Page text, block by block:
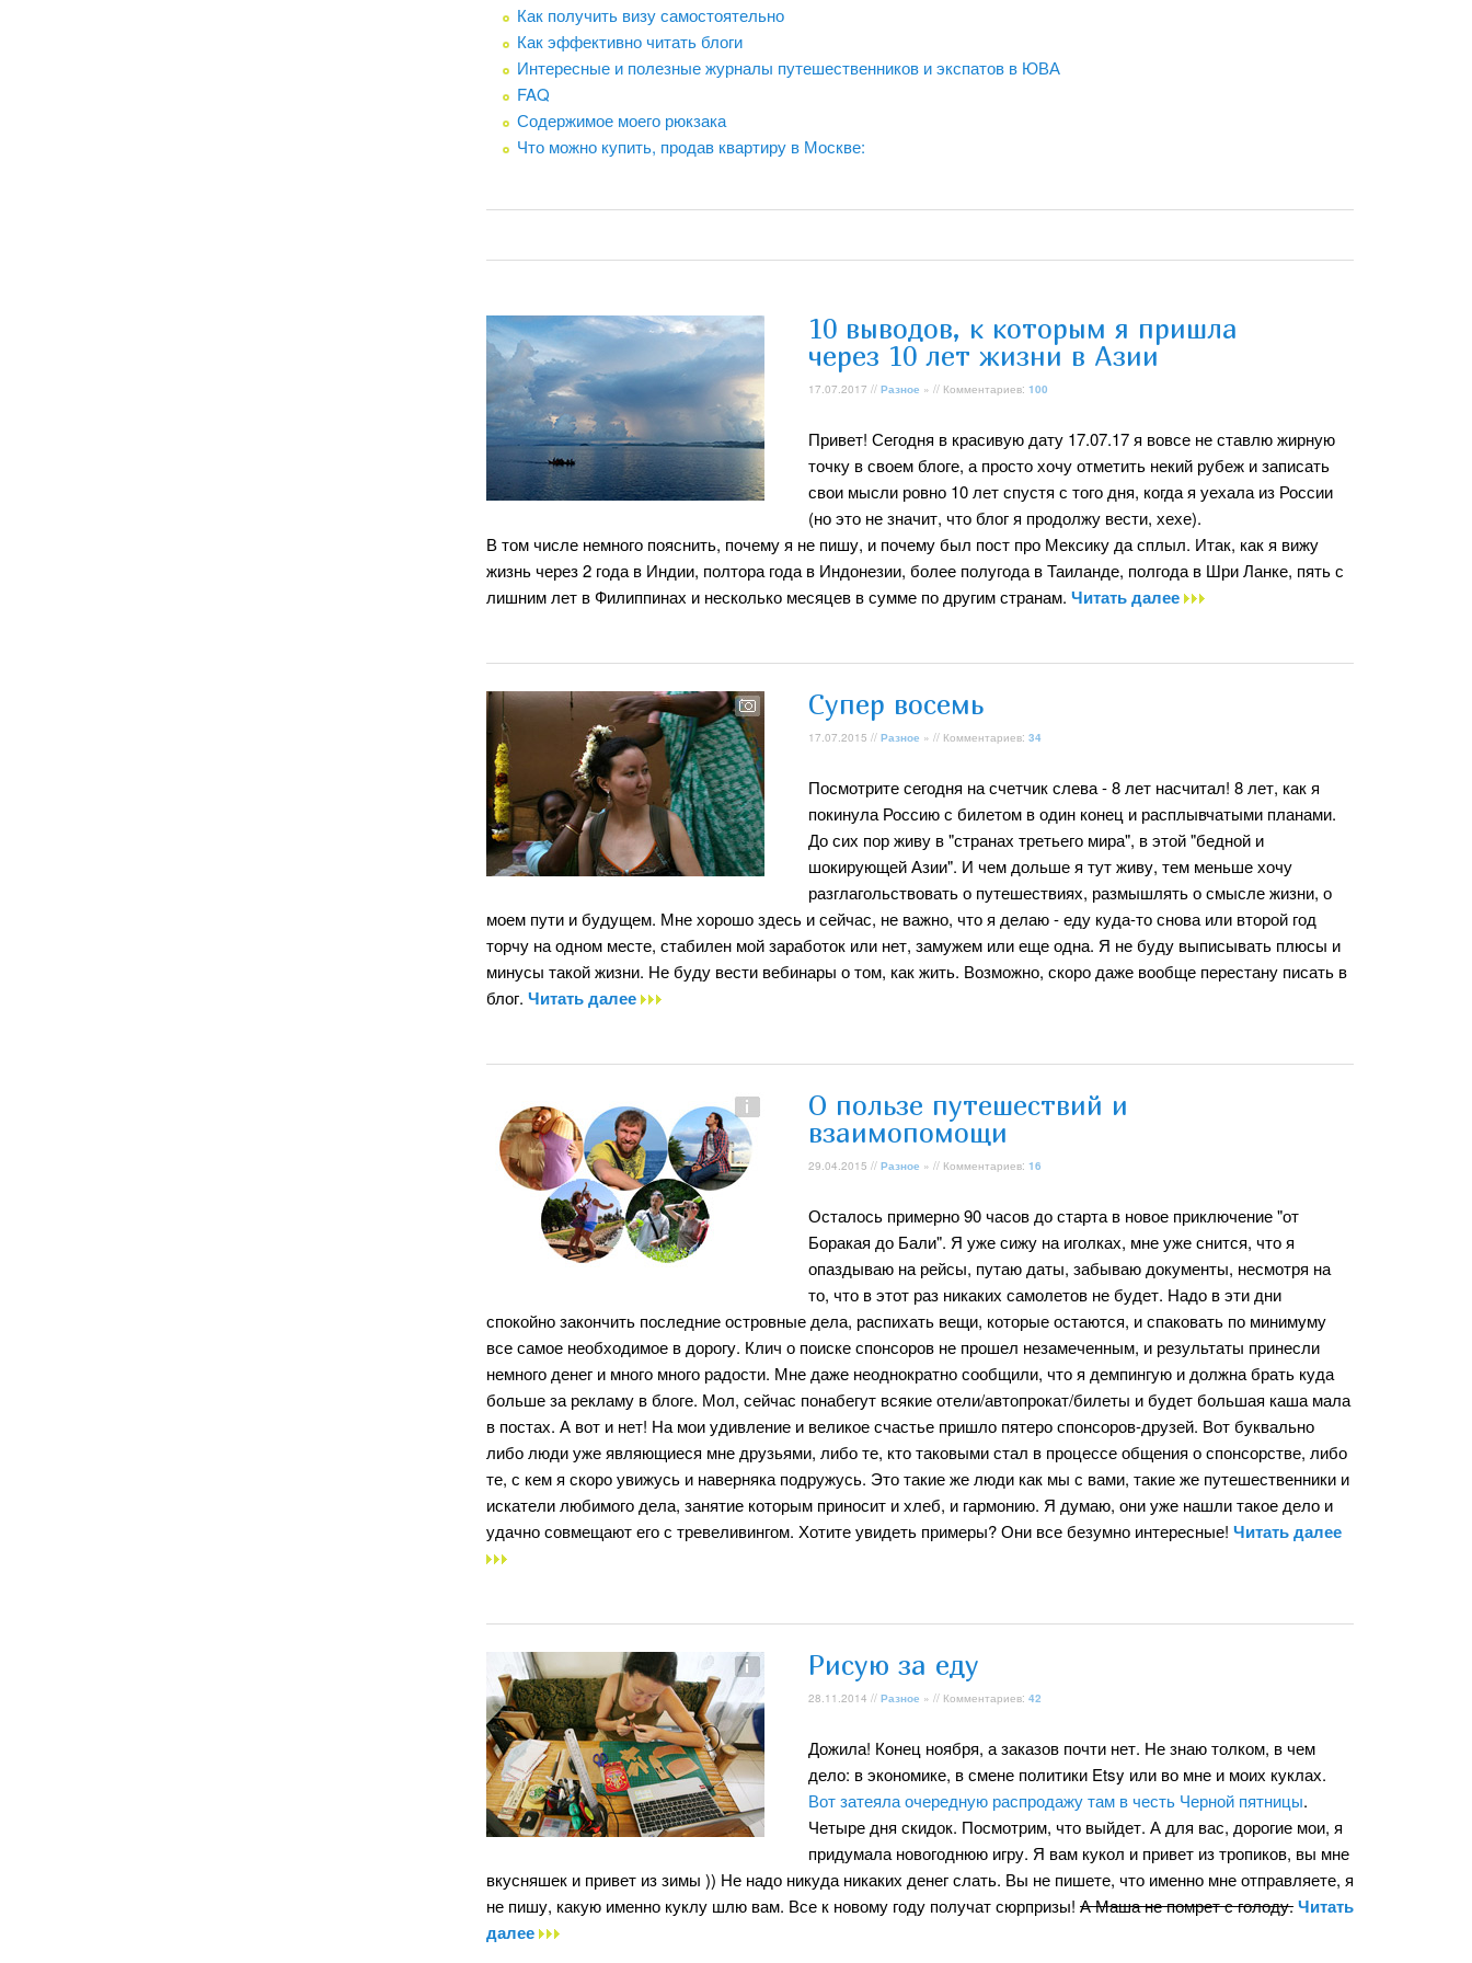
Как получить визу самостоятельно
Как эффективно читать блоги
Интересные и полезные журналы путешественников и экспатов в ЮВА
FAQ
Содержимое моего рюкзака
Что можно купить, продав квартиру в Москве:
10 выводов, к которым я пришла
через 10 лет жизни в Азии
17.07.2017 // Разное » // Комментариев: 100
Привет! Сегодня в красивую дату 17.07.17 я вовсе не ставлю жирную
точку в своем блоге, а просто хочу отметить некий рубеж и записать
свои мысли ровно 10 лет спустя с того дня, когда я уехала из России
(но это не значит, что блог я продолжу вести, хехе).
В том числе немного пояснить, почему я не пишу, и почему был пост про Мексику да сплыл. Итак, как я вижу
жизнь через 2 года в Индии, полтора года в Индонезии, более полугода в Таиланде, полгода в Шри Ланке, пять с
лишним лет в Филиппинах и несколько месяцев в сумме по другим странам. Читать далее
Супер восемь
17.07.2015 // Разное » // Комментариев: 34
Посмотрите сегодня на счетчик слева - 8 лет насчитал! 8 лет, как я
покинула Россию с билетом в один конец и расплывчатыми планами.
До сих пор живу в "странах третьего мира", в этой "бедной и
шокирующей Азии". И чем дольше я тут живу, тем меньше хочу
разглагольствовать о путешествиях, размышлять о смысле жизни, о
моем пути и будущем. Мне хорошо здесь и сейчас, не важно, что я делаю - еду куда-то снова или второй год
торчу на одном месте, стабилен мой заработок или нет, замужем или еще одна. Я не буду выписывать плюсы и
минусы такой жизни. Не буду вести вебинары о том, как жить. Возможно, скоро даже вообще перестану писать в
блог. Читать далее
О пользе путешествий и
взаимопомощи
29.04.2015 // Разное » // Комментариев: 16
Осталось примерно 90 часов до старта в новое приключение "от
Боракая до Бали". Я уже сижу на иголках, мне уже снится, что я
опаздываю на рейсы, путаю даты, забываю документы, несмотря на
то, что в этот раз никаких самолетов не будет. Надо в эти дни
спокойно закончить последние островные дела, распихать вещи, которые остаются, и спаковать по минимуму
все самое необходимое в дорогу. Клич о поиске спонсоров не прошел незамеченным, и результаты принесли
немного денег и много много радости. Мне даже неоднократно сообщили, что я демпингую и должна брать куда
больше за рекламу в блоге. Мол, сейчас понабегут всякие отели/автопрокат/билеты и будет большая каша мала
в постах. А вот и нет! На мои удивление и великое счастье пришло пятеро спонсоров-друзей. Вот буквально
либо люди уже являющиеся мне друзьями, либо те, кто таковыми стал в процессе общения о спонсорстве, либо
те, с кем я скоро увижусь и наверняка подружусь. Это такие же люди как мы с вами, такие же путешественники и
искатели любимого дела, занятие которым приносит и хлеб, и гармонию. Я думаю, они уже нашли такое дело и
удачно совмещают его с тревеливингом. Хотите увидеть примеры? Они все безумно интересные! Читать далее
Рисую за еду
28.11.2014 // Разное » // Комментариев: 42
Дожила! Конец ноября, а заказов почти нет. Не знаю толком, в чем
дело: в экономике, в смене политики Etsy или во мне и моих куклах.
Вот затеяла очередную распродажу там в честь Черной пятницы.
Четыре дня скидок. Посмотрим, что выйдет. А для вас, дорогие мои, я
придумала новогоднюю игру. Я вам кукол и привет из тропиков, вы мне
вкусняшек и привет из зимы )) Не надо никуда никаких денег слать. Вы не пишете, что именно мне отправляете, я
не пишу, какую именно куклу шлю вам. Все к новому году получат сюрпризы! А Маша не помрет с голоду.Читать
далее